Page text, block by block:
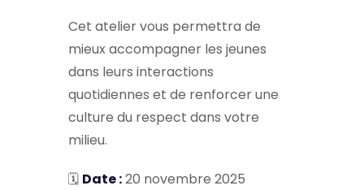
Cet atelier vous permettra de
mieux accompagner les jeunes
dans leurs interactions
quotidiennes et de renforcer une
culture du respect dans votre
milieu.
🗓️ Date :20 novembre 2025